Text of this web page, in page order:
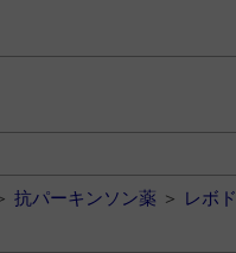
抗パーキンソン薬 ＞ レボド